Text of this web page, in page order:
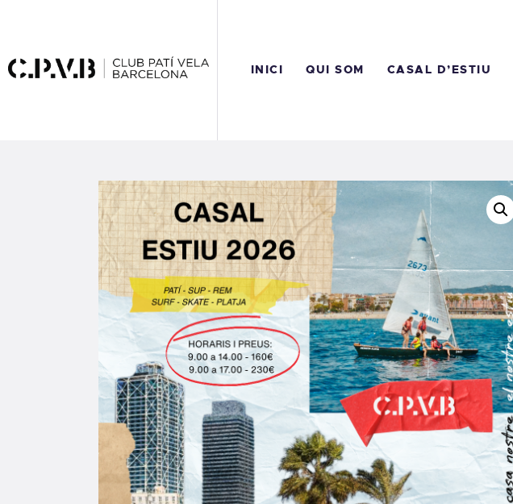
INICI QUI SOM CASAL D’ESTIU
QUI SOM
REGATES
CONTACTE